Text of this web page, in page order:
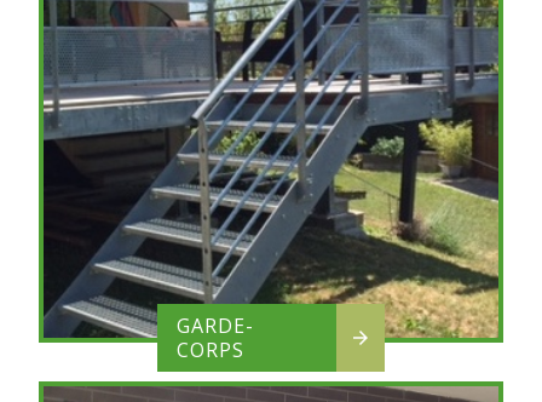
GARDE-
CORPS